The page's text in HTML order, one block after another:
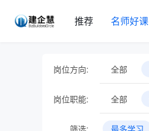
推荐 名师好课
岗位方向: 全部
岗位职能: 全部
筛选: 最多学习